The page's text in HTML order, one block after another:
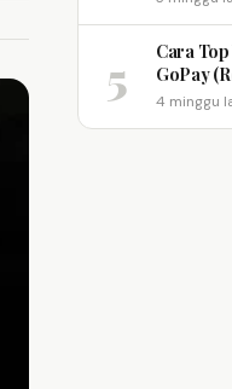
5
Cara
GoPay
4 minggu